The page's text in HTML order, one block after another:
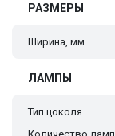
РАЗМЕРЫ
Ширина, мм
ЛАМПЫ
Тип цоколя